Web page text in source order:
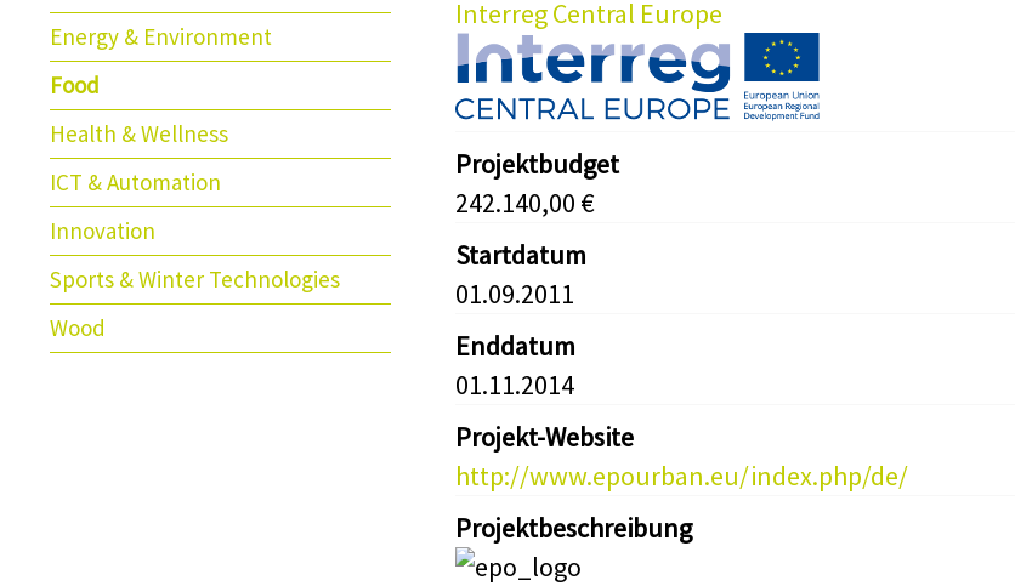
Energy & Environment
Food
Health & Wellness
ICT & Automation
Innovation
Sports & Winter Technologies
Wood
Interreg Central Europe
Projektbudget
242.140,00 €
Startdatum
01.09.2011
Enddatum
01.11.2014
Projekt-Website
http://www.epourban.eu/index.php/de/
Projektbeschreibung